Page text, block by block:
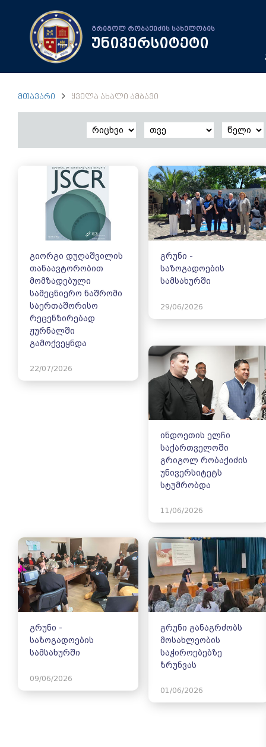
გრიგოლ რობაქიძის სახელობის
უნივერსიტეტი
ᲛᲗᲐᲕᲐᲠᲘ ᲧᲕᲔᲚᲐ ᲐᲮᲐᲚᲘ ᲐᲛᲑᲐᲕᲘ
გიორგი დუღაშვილის
თანაავტორობით
მომზადებული
სამეცნიერო ნაშრომი
საერთაშორისო
რეცენზირებად
ჟურნალში
გამოქვეყნდა
22/07/2026
გრუნი -
საზოგადოების
სამსახურში
29/06/2026
ინდოეთის ელჩი
საქართველოში
გრიგოლ რობაქიძის
უნივერსიტეტს
სტუმრობდა
11/06/2026
გრუნი -
საზოგადოების
სამსახურში
09/06/2026
გრუნი განაგრძობს
მოსახლეობის
საჭიროებებზე
ზრუნვას
01/06/2026